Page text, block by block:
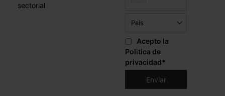
sectorial
Acepto la
Politica de
privacidad*